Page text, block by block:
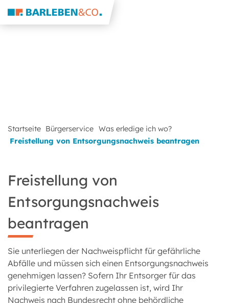
Startseite Bürgerservice Was erledige ich wo?
Freistellung von Entsorgungsnachweis beantragen
Freistellung von
Entsorgungsnachweis
beantragen
Sie unterliegen der Nachweispflicht für gefährliche
Abfälle und müssen sich einen Entsorgungsnachweis
genehmigen lassen? Sofern Ihr Entsorger für das
privilegierte Verfahren zugelassen ist, wird Ihr
Nachweis nach Bundesrecht ohne behördliche